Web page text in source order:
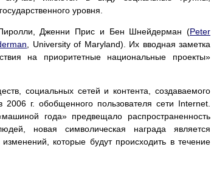
уровня.
Дженни Прис и Бен Шнейдерман (Peter
, University of Maryland). Их вводная заметка
на приоритетные национальные проекты»
социальных сетей и контента, создаваемого
г. обобщенного пользователя сети Internet.
года» предвещало распространенность
новая символическая награда является
которые будут происходить в течение